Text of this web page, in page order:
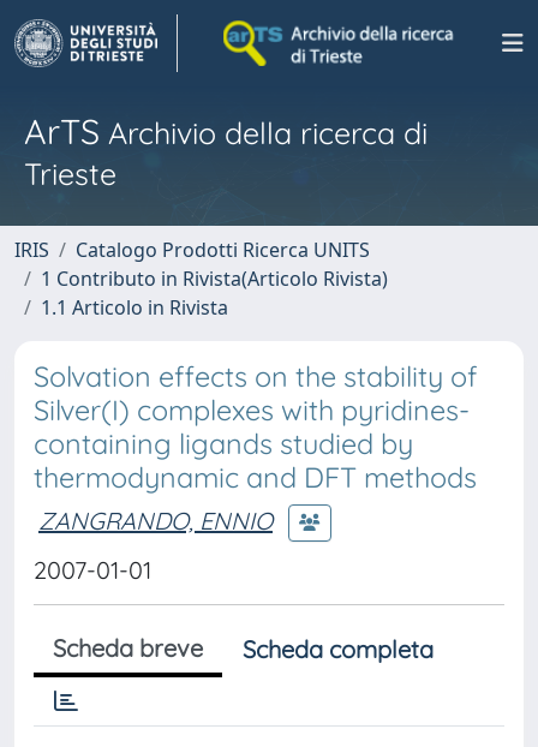
ArTS Archivio della ricerca di
Trieste
IRIS
Catalogo Prodotti Ricerca UNITS
1 Contributo in Rivista(Articolo Rivista)
1.1 Articolo in Rivista
Solvation effects on the stability of
Silver(I) complexes with pyridines-
containing ligands studied by
thermodynamic and DFT methods
ZANGRANDO, ENNIO
2007-01-01
Scheda breve Scheda completa